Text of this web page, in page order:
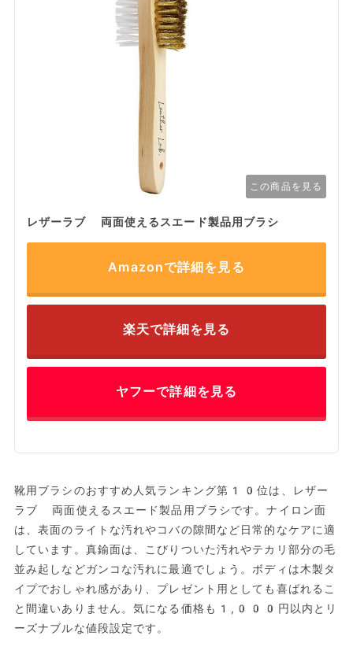
この商品を見る
レザーラブ 両面使えるスエード製品用ブラシ
Amazonで詳細を見る
楽天で詳細を見る
ヤフーで詳細を見る
靴用ブラシのおすすめ人気ランキング第10位は、レザー
ラブ 両面使えるスエード製品用ブラシです。ナイロン面
は、表面のライトな汚れやコバの隙間など日常的なケアに適
しています。真鍮面は、こびりついた汚れやテカリ部分の毛
並み起しなどガンコな汚れに最適でしょう。ボディは木製タ
イプでおしゃれ感があり、プレゼント用としても喜ばれるこ
と間違いありません。気になる価格も1,000円以内とリ
ーズナブルな値段設定です。